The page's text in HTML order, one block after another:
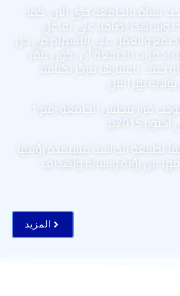
نشأة بالجامعة حتى الآن، كما
وشاهداً إضافياً على تفاعل
والعمل على الإسهام في حل
إذ قررت الجامعة أن يكون مقر
حمد” باعتبارها مركز لكثافة
نهر النيل.
أنشئت الكلية بموجب قرار مجلس الجامعة رقم 1
لطبيعة الدراسة مستمدة رؤيتها
من رؤية ورسالة وأهداف
المزيد